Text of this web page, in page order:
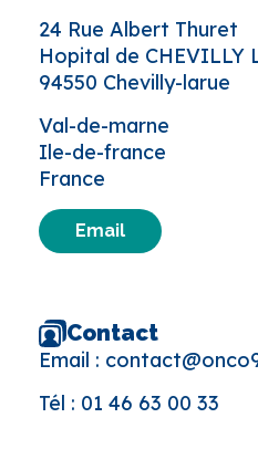
24 Rue Albert Thuret
Hopital de CHEVILLY
94550 Chevilly-larue
Val-de-marne
Ile-de-france
France
Email
Contact
Email :
Tél : 01 46 63 00 33